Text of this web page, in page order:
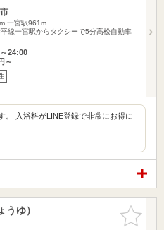
一宮駅961m
線一宮駅からタクシーで5分高松自動車
24:00
～
。 入浴料がLINE登録で非常にお得に
お気に入
りに追加
ゆ）